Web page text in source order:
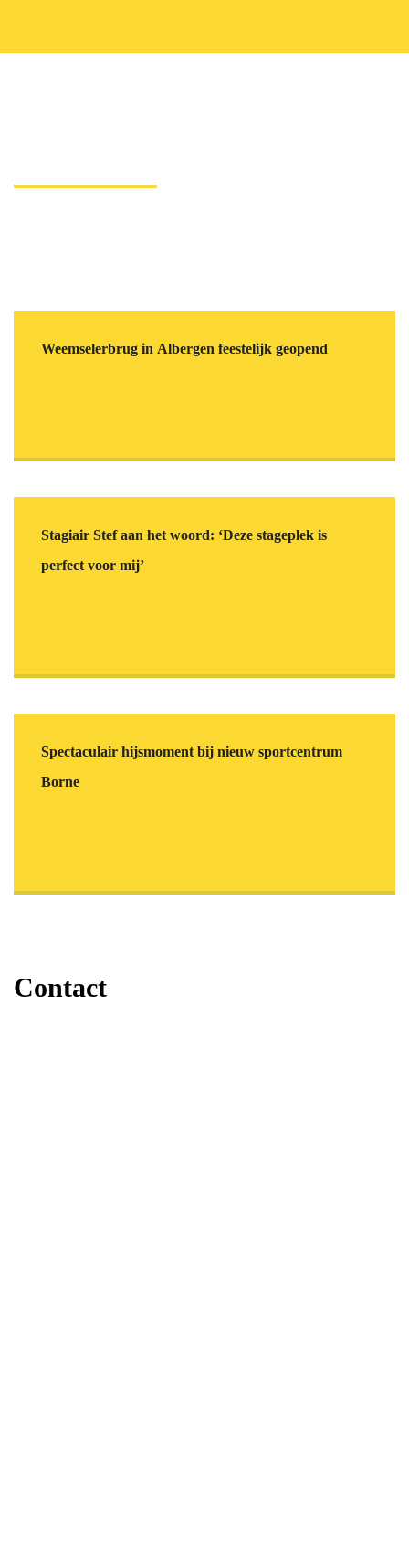
Weemselerbrug in Albergen feestelijk geopend
Stagiair Stef aan het woord: ‘Deze stageplek is
perfect voor mij’
Spectaculair hijsmoment bij nieuw sportcentrum
Borne
Contact